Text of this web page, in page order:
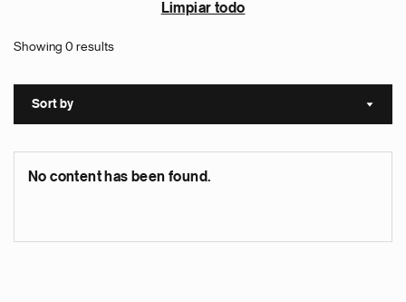
Limpiar todo
Showing 0 results
Sort by Sort
No content has been found.